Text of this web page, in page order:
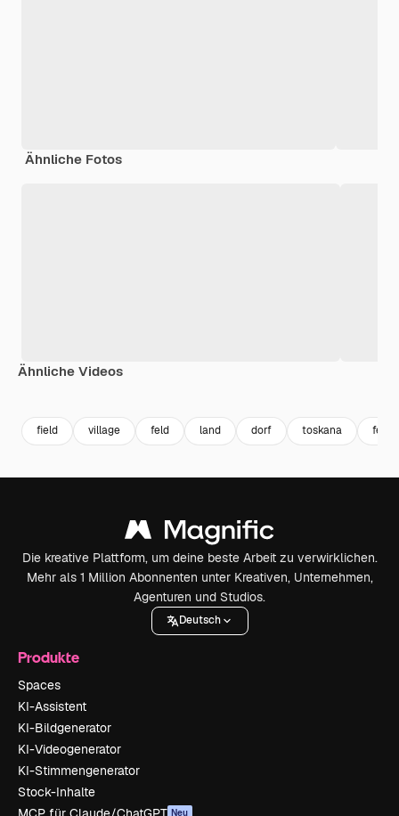
Ähnliche Fotos
Ähnliche Videos
field village feld land dorf toskana feld
Die kreative Plattform, um deine beste Arbeit zu verwirklichen.
Mehr als 1 Million Abonnenten unter Kreativen, Unternehmen,
Agenturen und Studios.
Deutsch
Produkte
Spaces
KI-Assistent
KI-Bildgenerator
KI-Videogenerator
KI-Stimmengenerator
Stock-Inhalte
Neu